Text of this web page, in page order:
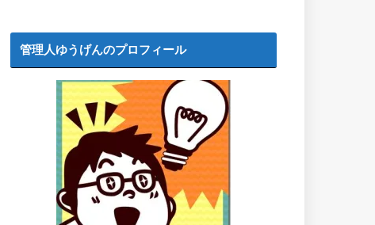
管理人ゆうげんのプロフィール